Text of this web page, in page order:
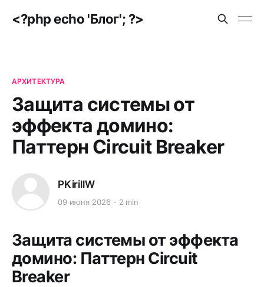
<?php echo 'Блог'; ?>
АРХИТЕКТУРА
Защита системы от
эффекта домино:
Паттерн Circuit Breaker
PKirillW
09 июня 2026 2 min
Защита системы от эффекта
домино: Паттерн Circuit
Breaker